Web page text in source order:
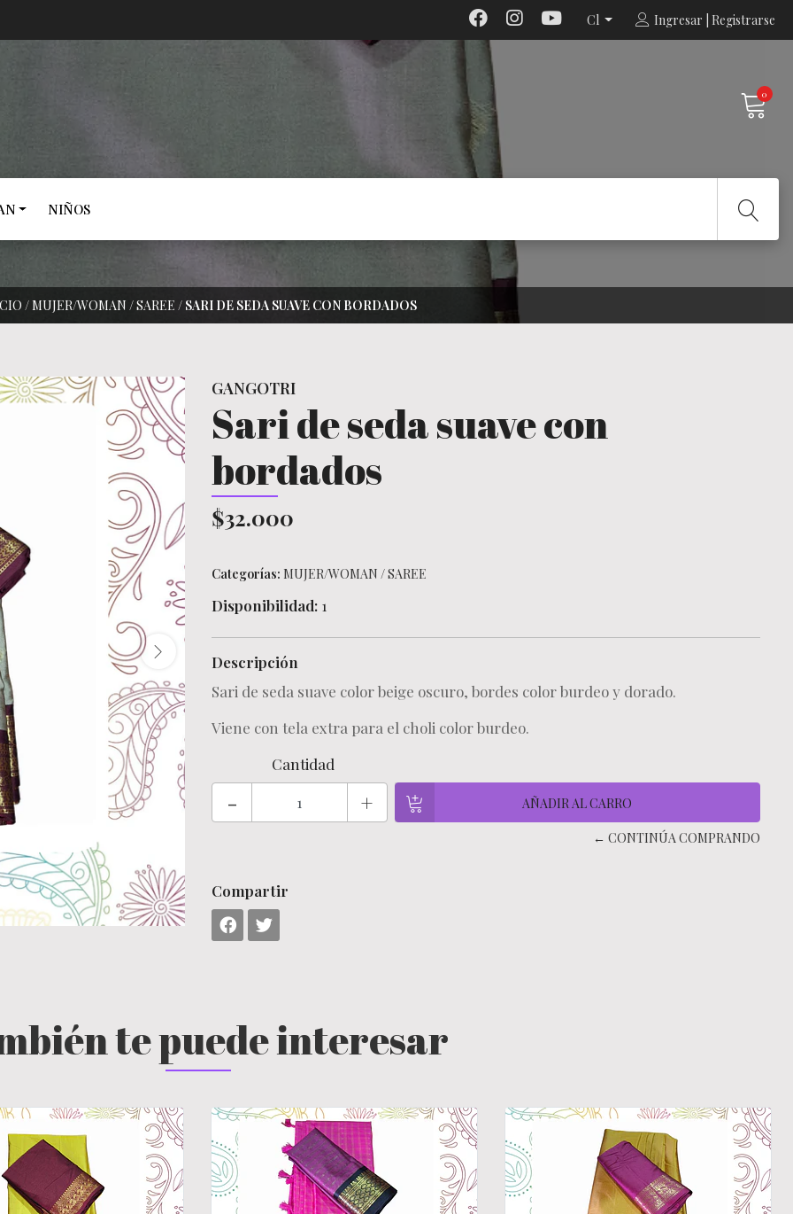
Cl Ingresar | Registrarse
0
NIÑOS
/MUJER/WOMAN /SAREE / SARI DE SEDA SUAVE CON BORDADOS
GANGOTRI
Sari de seda suave con
bordados
$32.000
Categorías: MUJER/WOMAN /SAREE
Disponibilidad: 1
Descripción
Sari de seda suave color beige oscuro, bordes color burdeo y dorado.
Viene con tela extra para el choli color burdeo.
Cantidad
- +
← CONTINÚA COMPRANDO
Compartir
te puede interesar